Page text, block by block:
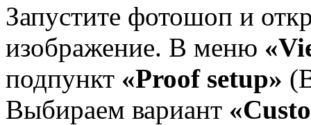
Запустите фотошоп и
изображение. В меню
подпункт «Proof setup»
Выбираем вариант